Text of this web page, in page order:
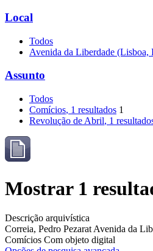
Local
Todos
Avenida da Liberdade (Lisboa,
Assunto
Todos
Comícios, 1 resultados 1
Revolução de Abril, 1
Mostrar 1
Descrição arquivística
Correia, Pedro Pezarat Avenida da
Comícios Com objeto digital